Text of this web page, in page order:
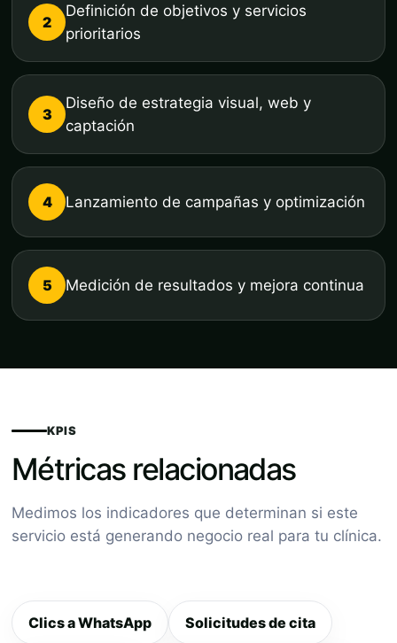
2
Definición de objetivos y servicios
prioritarios
3
Diseño de estrategia visual, web y
captación
4 Lanzamiento de campañas y optimización
5 Medición de resultados y mejora continua
KPIS
Métricas relacionadas
Medimos los indicadores que determinan si este
servicio está generando negocio real para tu clínica.
Clics a WhatsApp Solicitudes de cita